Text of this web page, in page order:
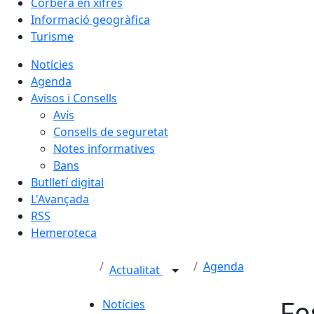
Informació geogràfica
Turisme
Notícies
Agenda
Avisos i Consells
Avís
Consells de seguretat
Notes informatives
Bans
Butlletí digital
L'Avançada
RSS
Hemeroteca
Actualitat Agenda
Notícies